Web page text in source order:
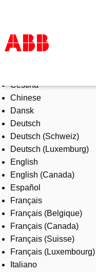
Products & Solutions
Industries
Services
About us
Where to buy
Contact us
Careers
Čeština
Chinese
Dansk
Deutsch
Deutsch (Schweiz)
Deutsch (Luxemburg)
English
English (Canada)
Español
Français
Français (Belgique)
Français (Canada)
Français (Suisse)
Français (Luxembourg)
Italiano